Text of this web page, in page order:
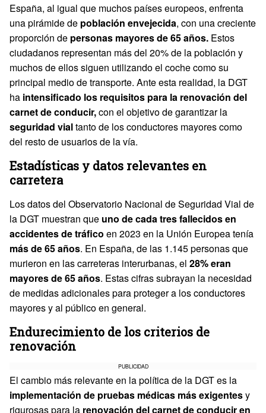
España, al igual que muchos países europeos, enfrenta
una pirámide de población envejecida, con una creciente
proporción de personas mayores de 65 años. Estos
ciudadanos representan más del 20% de la población y
muchos de ellos siguen utilizando el coche como su
principal medio de transporte. Ante esta realidad, la DGT
ha intensificado los requisitos para la renovación del
carnet de conducir,con el objetivo de garantizar la
seguridad vialtanto de los conductores mayores como
del resto de usuarios de la vía.
Estadísticas y datos relevantes en
carretera
Los datos del Observatorio Nacional de Seguridad Vial de
la DGT muestran que uno de cada tres fallecidos en
accidentes de tráfico en 2023 en la Unión Europea tenía
más de 65 años. En España, de las 1.145 personas que
murieron en las carreteras interurbanas, el 28% eran
mayores de 65 años. Estas cifras subrayan la necesidad
de medidas adicionales para proteger a los conductores
mayores y al público en general.
Endurecimiento de los criterios de
renovación
PUBLICIDAD
El cambio más relevante en la política de la DGT es la
implementación de pruebas médicas más exigentesy
rigurosas para la renovación del carnet de conducir en